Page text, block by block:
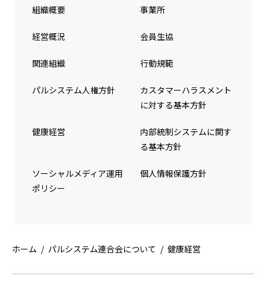
組織概要 事業所
経営概況 会員生協
関連組織 行動規範
パルシステム人権方針
カスタマーハラスメント
に対する基本方針
健康経営
内部統制システムに関す
る基本方針
ソーシャルメディア運用
ポリシー
個人情報保護方針
ホーム パルシステム連合会について 健康経営